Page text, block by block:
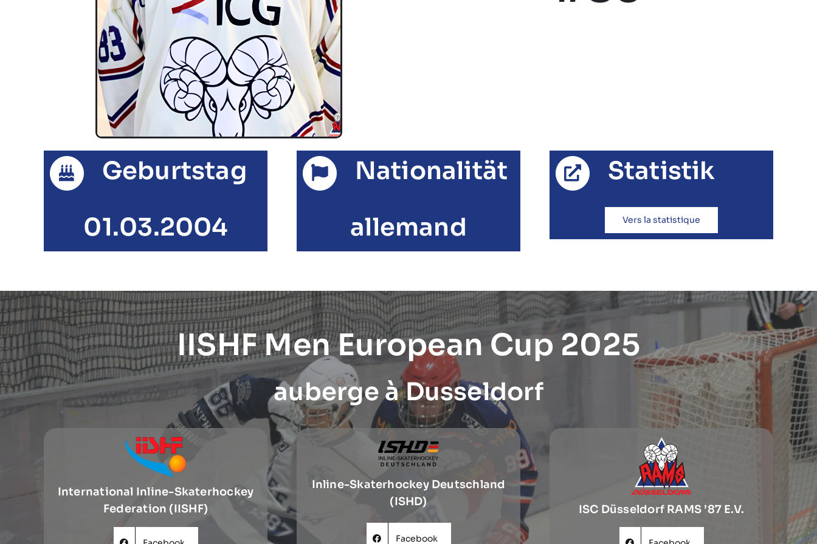
Geburtstag
01.03.2004
Nationalität
allemand
Statistik
Vers la statistique
IISHF Men European Cup 2025
auberge à Dusseldorf
International Inline-Skaterhockey
Federation (IISHF)
Inline-Skaterhockey Deutschland
(ISHD)
Facebook
ISC Düsseldorf RAMS ’87 E.V.